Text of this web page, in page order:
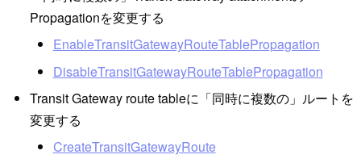
Propagationを変更する
EnableTransitGatewayRouteTablePropagation
DisableTransitGatewayRouteTablePropagation
Transit Gateway route tableに「同時に複数の」ルートを
変更する
CreateTransitGatewayRoute